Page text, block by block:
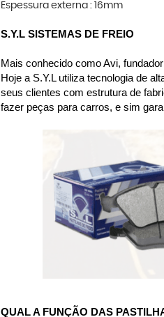
Espessura externa : 16mm
S.Y.L SISTEMAS DE FREIO
Mais conhecido como Avi,
Hoje a S.Y.L utiliza tecnologia de
seus clientes com estrutura de
fazer peças para carros, e sim
QUAL A FUNÇÃO DAS